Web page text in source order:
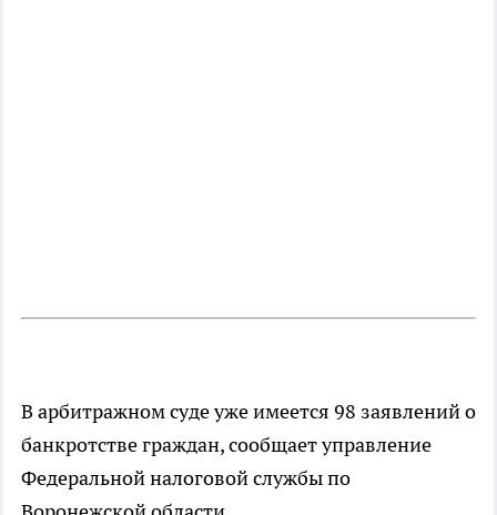
В арбитражном суде уже имеется 98 заявлений о
банкротстве граждан, сообщает управление
Федеральной налоговой службы по